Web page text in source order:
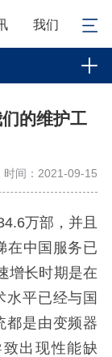
我们
的维护工
时间：2021-09-15
万部，并且
在中国服务已
增长时期是在
水平已经与国
都是由变频器
出现性能缺